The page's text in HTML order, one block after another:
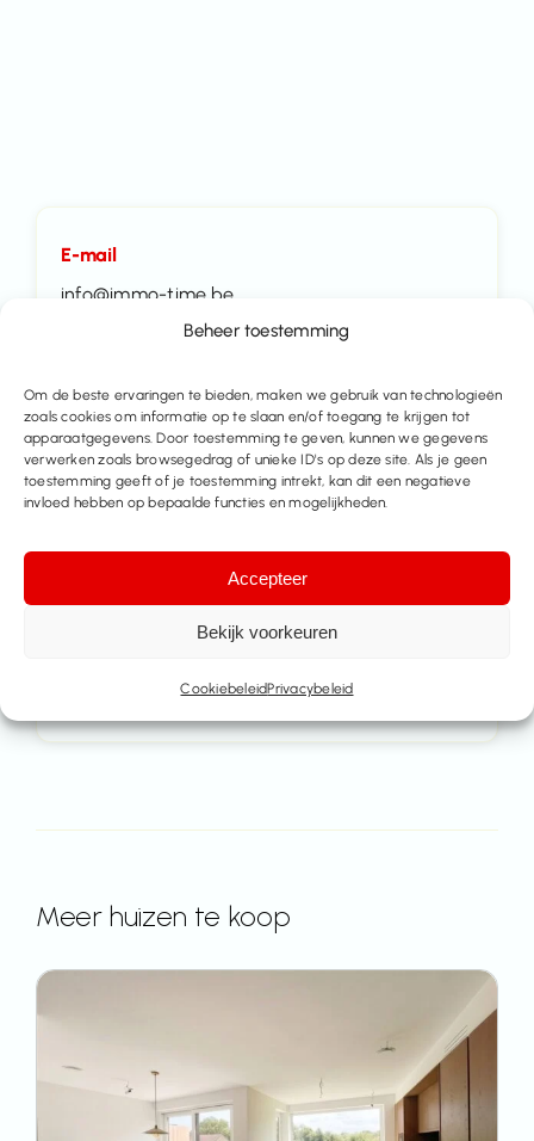
Beheer toestemming
Om de beste ervaringen te bieden, maken we gebruik van technologieën
zoals cookies om informatie op te slaan en/of toegang te krijgen tot
apparaatgegevens. Door toestemming te geven, kunnen we gegevens
verwerken zoals browsegedrag of unieke ID's op deze site. Als je geen
toestemming geeft of je toestemming intrekt, kan dit een negatieve
invloed hebben op bepaalde functies en mogelijkheden.
Accepteer
Bekijk voorkeuren
CookiebeleidPrivacybeleid
E-mail
info@immo-time.be
016414100
Maak een afspraak
Deel dit pand
Meer huizen te koop